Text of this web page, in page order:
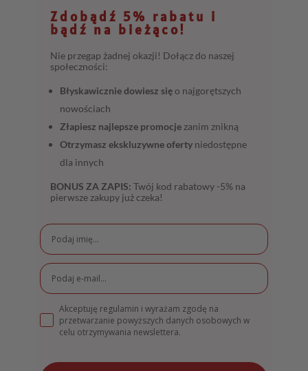
Zdobądź 5% rabatu i
bądź na bieżąco!
Nie przegap żadnej okazji! Dołącz do naszej
społeczności:
Błyskawicznie dowiesz sięo najgorętszych
nowościach
Złapiesz najlepsze promocje zanim znikną
Otrzymasz ekskluzywne oferty niedostępne
dla innych
BONUS ZA ZAPIS: Twój kod rabatowy -5% na
pierwsze zakupy już czeka!
Akceptuję regulamin i wyrażam zgodę na
przetwarzanie powyższych danych osobowych w
celu otrzymywania newslettera.